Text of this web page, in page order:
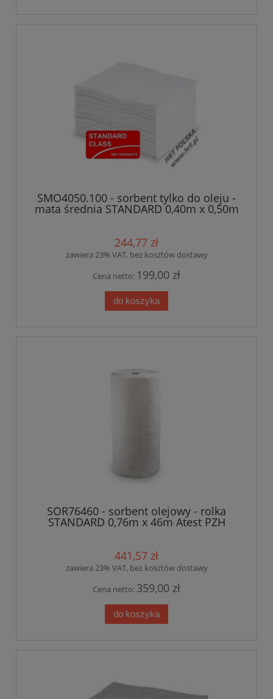
SMO4050.100 - sorbent tylko do oleju -
mata średnia STANDARD 0,40m x 0,50m
244,77 zł
zawiera 23% VAT, bez kosztów dostawy
Cena netto: 199,00 zł
do koszyka
SOR76460 - sorbent olejowy - rolka
STANDARD 0,76m x 46m Atest PZH
441,57 zł
zawiera 23% VAT, bez kosztów dostawy
Cena netto: 359,00 zł
do koszyka